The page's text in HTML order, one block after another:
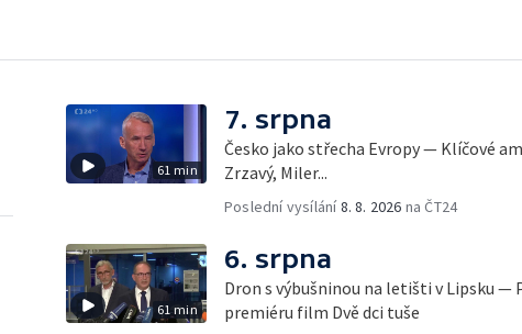
61 min
7. srpna
Česko jako střecha Evropy — Klíčové
Zrzavý, Miler...
Poslední vysílání8. 8. 2026 na ČT24
61 min
6. srpna
Dron s výbušninou na letišti v Lipsku —
premiéru film Dvě dci tuše